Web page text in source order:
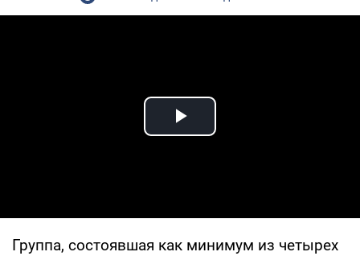
Play Video
Группа, состоявшая как минимум из четырех